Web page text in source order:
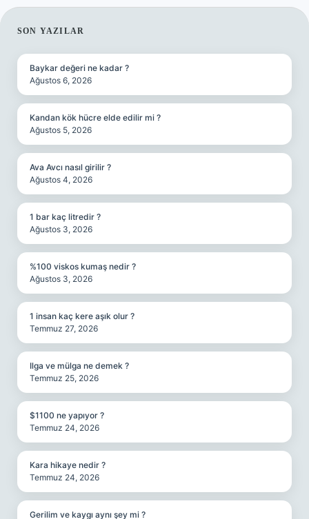
SIDEBAR
SON YAZILAR
Baykar değeri ne kadar ?
Ağustos 6, 2026
Kandan kök hücre elde edilir mi ?
Ağustos 5, 2026
Ava Avcı nasıl girilir ?
Ağustos 4, 2026
1 bar kaç litredir ?
Ağustos 3, 2026
%100 viskos kumaş nedir ?
Ağustos 3, 2026
1 insan kaç kere aşık olur ?
Temmuz 27, 2026
Ilga ve mülga ne demek ?
Temmuz 25, 2026
$1100 ne yapıyor ?
Temmuz 24, 2026
Kara hikaye nedir ?
Temmuz 24, 2026
Gerilim ve kaygı aynı şey mi ?